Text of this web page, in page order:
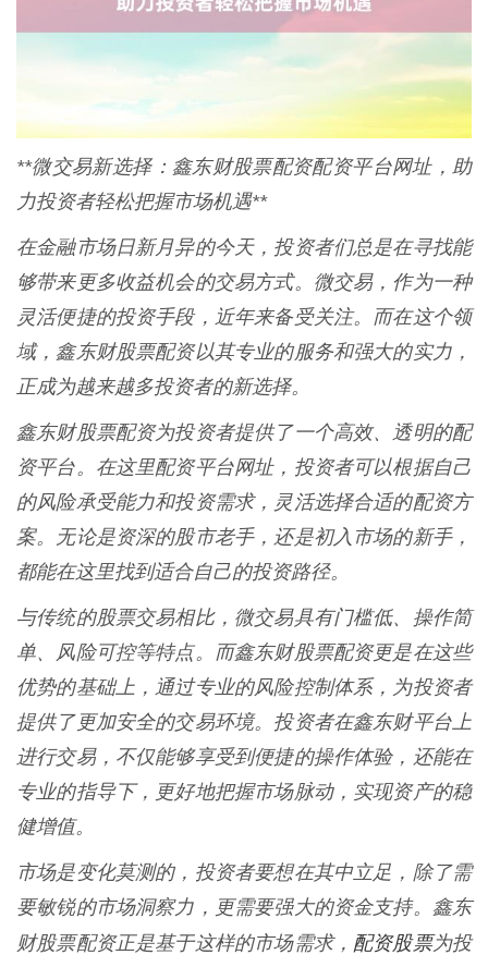
**微交易新选择：鑫东财股票配资配资平台网址，助
力投资者轻松把握市场机遇**
在金融市场日新月异的今天，投资者们总是在寻找能
够带来更多收益机会的交易方式。微交易，作为一种
灵活便捷的投资手段，近年来备受关注。而在这个领
域，鑫东财股票配资以其专业的服务和强大的实力，
正成为越来越多投资者的新选择。
鑫东财股票配资为投资者提供了一个高效、透明的配
资平台。在这里配资平台网址，投资者可以根据自己
的风险承受能力和投资需求，灵活选择合适的配资方
案。无论是资深的股市老手，还是初入市场的新手，
都能在这里找到适合自己的投资路径。
与传统的股票交易相比，微交易具有门槛低、操作简
单、风险可控等特点。而鑫东财股票配资更是在这些
优势的基础上，通过专业的风险控制体系，为投资者
提供了更加安全的交易环境。投资者在鑫东财平台上
进行交易，不仅能够享受到便捷的操作体验，还能在
专业的指导下，更好地把握市场脉动，实现资产的稳
健增值。
市场是变化莫测的，投资者要想在其中立足，除了需
要敏锐的市场洞察力，更需要强大的资金支持。鑫东
财股票配资正是基于这样的市场需求， 配资股票为投